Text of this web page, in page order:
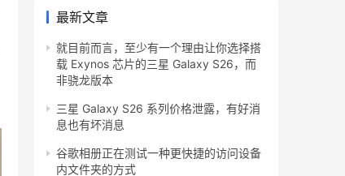
最新文章
就目前而言，至少有一个理由让你选择搭
载 Exynos 芯片的三星 Galaxy S26，而
非骁龙版本
三星 Galaxy S26 系列价格泄露，有好消
息也有坏消息
谷歌相册正在测试一种更快捷的访问设备
内文件夹的方式